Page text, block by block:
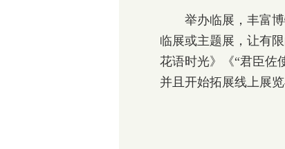
举办临展，丰富博
临展或主题展，让有
花语时光》《“君臣佐
并且开始拓展线上展